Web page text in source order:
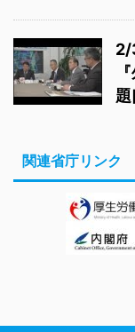
2/
関連省庁リンク